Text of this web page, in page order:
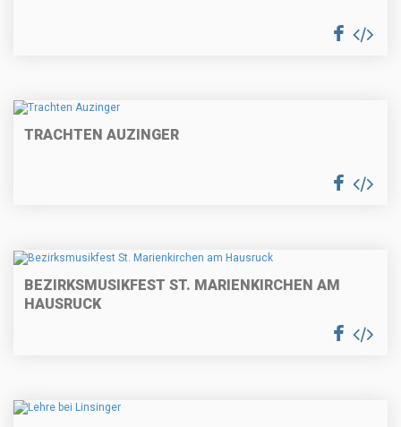
TRACHTEN AUZINGER
BEZIRKSMUSIKFEST ST. MARIENKIRCHEN AM
HAUSRUCK